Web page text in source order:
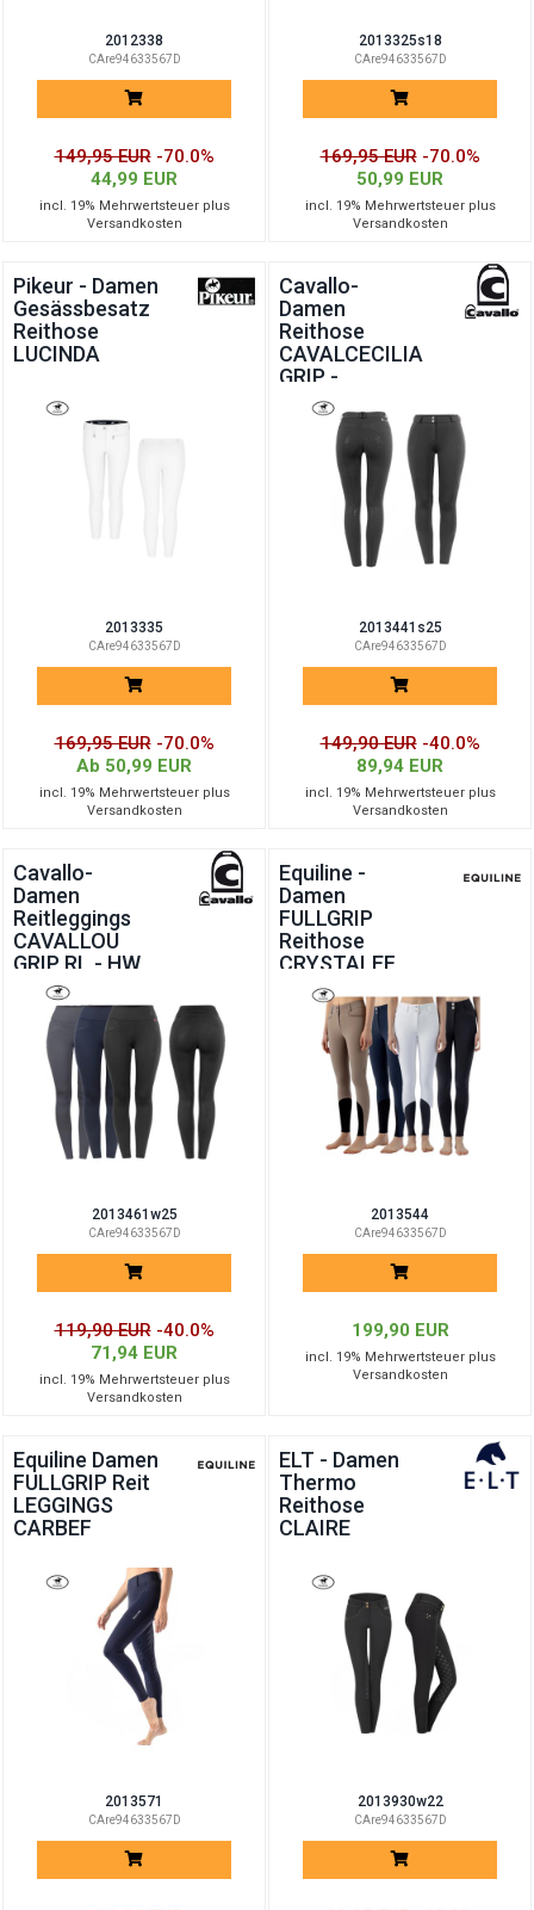
2012338
CAre94633567D
149,95 EUR -70.0%
44,99 EUR
incl. 19% Mehrwertsteuer plus
Versandkosten
2013325s18
CAre94633567D
169,95 EUR -70.0%
50,99 EUR
incl. 19% Mehrwertsteuer plus
Versandkosten
Pikeur - Damen
Gesässbesatz
Reithose
LUCINDA
2013335
CAre94633567D
169,95 EUR -70.0%
Ab 50,99 EUR
incl. 19% Mehrwertsteuer plus
Versandkosten
Cavallo-
Damen
Reithose
CAVALCECILIA
GRIP -
SUMMER 25
2013441s25
CAre94633567D
149,90 EUR -40.0%
89,94 EUR
incl. 19% Mehrwertsteuer plus
Versandkosten
Cavallo-
Damen
Reitleggings
CAVALLOU
GRIP RL - HW
2025
2013461w25
CAre94633567D
119,90 EUR -40.0%
71,94 EUR
incl. 19% Mehrwertsteuer plus
Versandkosten
Equiline -
Damen
FULLGRIP
Reithose
CRYSTALEF
2013544
CAre94633567D
199,90 EUR
incl. 19% Mehrwertsteuer plus
Versandkosten
Equiline Damen
FULLGRIP Reit
LEGGINGS
CARBEF
2013571
CAre94633567D
ELT - Damen
Thermo
Reithose
CLAIRE
2013930w22
CAre94633567D